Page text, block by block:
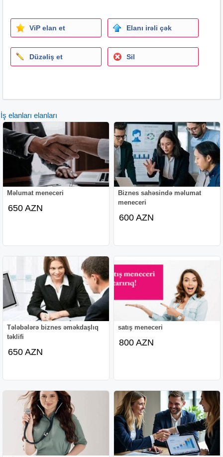
ViP elan et Elanı irəli çək
Düzəliş et Sil
İş elanları elanları
Məlumat meneceri
650 AZN
Biznes sahəsində məlumat
meneceri
600 AZN
Tələbələrə biznes əməkdaşlıq
təklifi
650 AZN
satış meneceri
800 AZN